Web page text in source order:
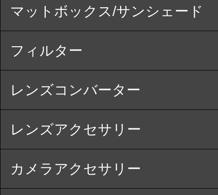
マットボックス/サンシェード
フィルター
レンズコンバーター
レンズアクセサリー
カメラアクセサリー